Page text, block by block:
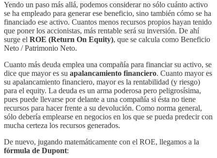
Yendo un paso más allá, podemos considerar no sólo cuánto activo
se ha empleado para generar ese beneficio, sino también cómo se ha
financiado ese activo. Cuantos menos recursos propios hayan tenido
que poner los accionistas, más rentable será su inversión. De ahí
surge el ROE (Return On Equity), que se calcula como Beneficio
Neto / Patrimonio Neto.
Cuanto más deuda emplea una compañía para financiar su activo, se
dice que mayor es su apalancamiento financiero. Cuanto mayor es
su apalancamiento financiero, mayor es la rentabilidad (y riesgo)
para el equity. La deuda es un arma poderosa pero peligrosísima,
pues puede llevarse por delante a una compañía si ésta no tiene
recursos para hacer frente a su devolución. Como norma general,
sólo debería emplearse en negocios en los que se pueda predecir con
mucha certeza los recursos generados.
De nuevo, jugando matemáticamente con el ROE, llegamos a la
fórmula de Dupont: